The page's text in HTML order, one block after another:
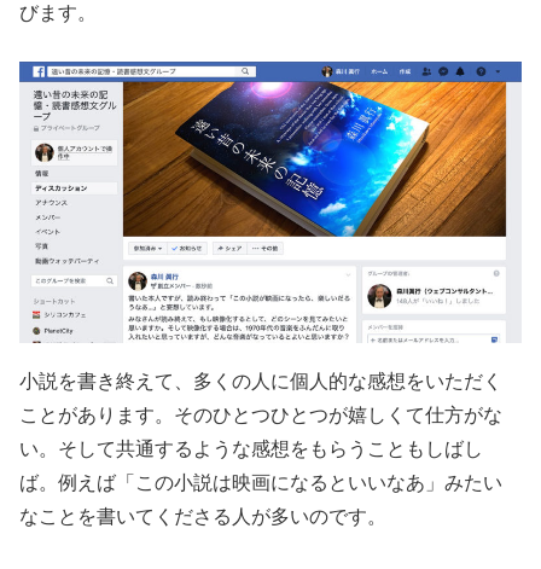
びます。
小説を書き終えて、多くの人に個人的な感想をいただく
ことがあります。そのひとつひとつが嬉しくて仕方がな
い。そして共通するような感想をもらうこともしばし
ば。例えば「この小説は映画になるといいなあ」みたい
なことを書いてくださる人が多いのです。